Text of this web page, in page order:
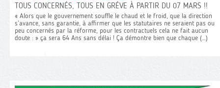
TOUS CONCERNÉS, TOUS EN GRÉVE À PARTIR DU 07 MARS !!
« Alors que le gouvernement souffle le chaud et le froid, que la direction
s’avance, sans garantie, à affirmer que les statutaires ne seraient pas ou
peu concernés par la réforme, pour les contractuels cela ne fait aucun
doute : » ça sera 64 Ans sans délai ! Ça démontre bien que chaque (…)